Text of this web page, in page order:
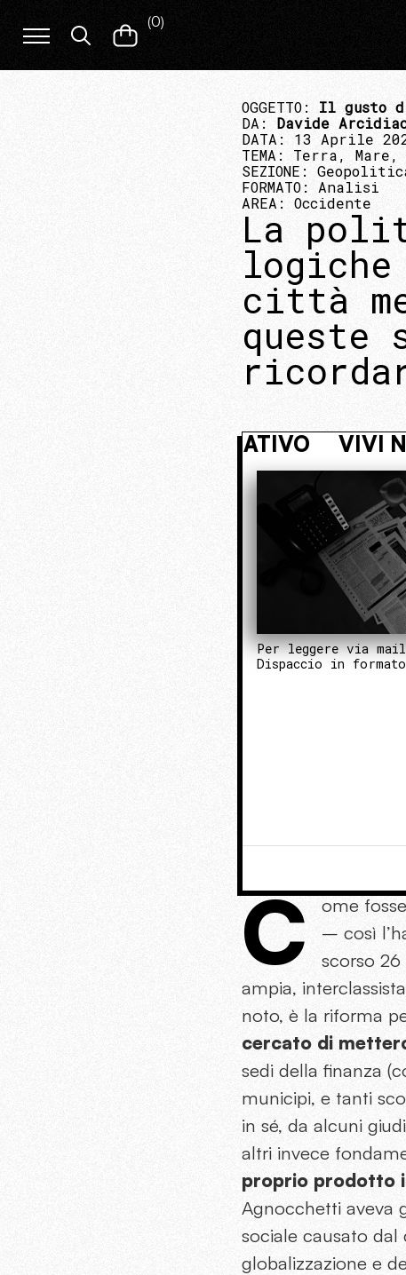
(0)
OGGETTO: Il gusto
DA: Davide
DATA: 13 Aprile
TEMA: Terra, Mare,
SEZIONE:
FORMATO: Analisi
AREA: Occidente
La
città
queste
ENTRA NEL NUCLEO
Per leggere via
Dispaccio in formato
C
ome
– così
scorso
ampia,
noto, è la riforma
cercato di
sedi della finanza
municipi, e tanti
in sé, da alcuni
altri invece
proprio prodotto
Agnocchetti aveva
sociale causato
globalizzazione e